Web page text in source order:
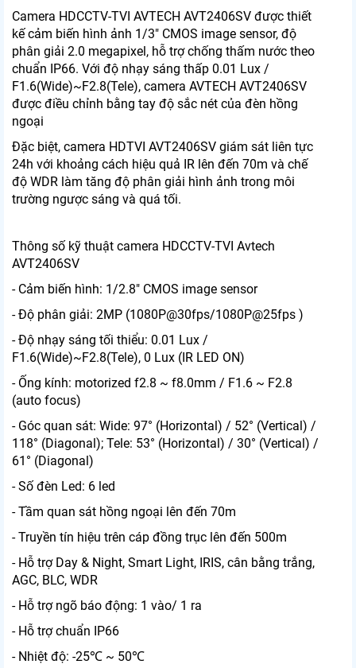
Camera HDCCTV-TVI AVTECH AVT2406SV được thiết
kế cảm biến hình ảnh 1/3" CMOS image sensor, độ
phân giải 2.0 megapixel, hỗ trợ chống thấm nước theo
chuẩn IP66. Với độ nhạy sáng thấp 0.01 Lux /
F1.6(Wide)~F2.8(Tele), camera AVTECH AVT2406SV
được điều chỉnh bằng tay độ sắc nét của đèn hồng
ngoại
Đặc biệt, camera HDTVI AVT2406SV giám sát liên tực
24h với khoảng cách hiệu quả IR lên đến 70m và chế
độ WDR làm tăng độ phân giải hình ảnh trong môi
trường ngược sáng và quá tối.
Thông số kỹ thuật camera HDCCTV-TVI Avtech
AVT2406SV
- Cảm biến hình: 1/2.8" CMOS image sensor
- Độ phân giải: 2MP (1080P@30fps/1080P@25fps )
- Độ nhạy sáng tối thiểu: 0.01 Lux /
F1.6(Wide)~F2.8(Tele), 0 Lux (IR LED ON)
- Ống kính: motorized f2.8 ~ f8.0mm / F1.6 ~ F2.8
(auto focus)
- Góc quan sát: Wide: 97° (Horizontal) / 52° (Vertical) /
118° (Diagonal); Tele: 53° (Horizontal) / 30° (Vertical) /
61° (Diagonal)
- Số đèn Led: 6 led
- Tầm quan sát hồng ngoại lên đến 70m
- Truyền tín hiệu trên cáp đồng trục lên đến 500m
- Hỗ trợ Day & Night, Smart Light, IRIS, cân bằng trắng,
AGC, BLC, WDR
- Hỗ trợ ngõ báo động: 1 vào/ 1 ra
- Hỗ trợ chuẩn IP66
- Nhiệt độ: -25℃ ~ 50℃